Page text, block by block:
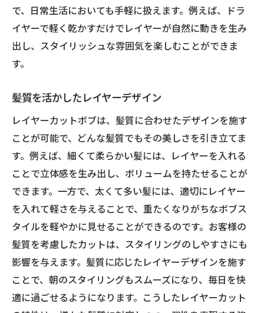
で、日常生活においても手軽に扱えます。例えば、ドラ
イヤーで軽く乾かすだけでレイヤーが自然に動きを生み
出し、スタイリッシュな雰囲気を楽しむことができま
す。
髪質を活かしたレイヤーデザイン
レイヤーカットボブは、髪質に合わせたデザインを施す
ことが可能で、どんな髪質でもその美しさを引き立てま
す。例えば、細くて柔らかい髪には、レイヤーを入れる
ことで立体感を生み出し、ボリュームを持たせることが
できます。一方で、太くて多い髪には、適切にレイヤー
を入れて軽さを与えることで、重たくなりがちなボブス
タイルを軽やかに見せることができるのです。お客様の
髪質を考慮したカットは、スタイリングのしやすさにも
影響を与えます。髪質に応じたレイヤーデザインを施す
ことで、朝のスタイリングもスムーズになり、毎日を快
適に過ごせるようになります。こうしたレイヤーカット